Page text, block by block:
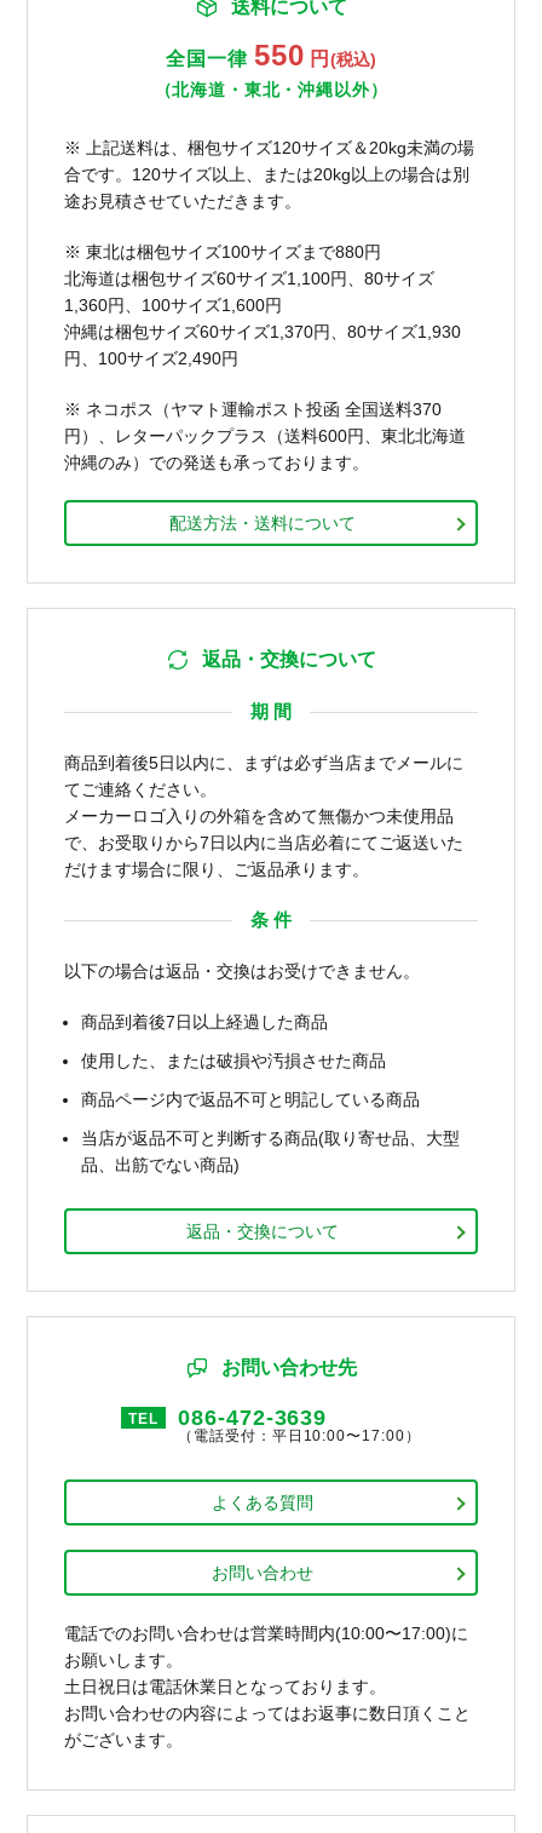
送料について
全国一律 550 円 (税込)
（北海道・東北・沖縄以外）
※ 上記送料は、梱包サイズ120サイズ＆20kg未満の場
合です。120サイズ以上、または20kg以上の場合は別
途お見積させていただきます。
※ 東北は梱包サイズ100サイズまで880円
北海道は梱包サイズ60サイズ1,100円、80サイズ
1,360円、100サイズ1,600円
沖縄は梱包サイズ60サイズ1,370円、80サイズ1,930
円、100サイズ2,490円
※ ネコポス（ヤマト運輸ポスト投函 全国送料370
円）、レターパックプラス（送料600円、東北北海道
沖縄のみ）での発送も承っております。
配送方法・送料について
返品・交換について
期 間
商品到着後5日以内に、まずは必ず当店までメールに
てご連絡ください。
メーカーロゴ入りの外箱を含めて無傷かつ未使用品
で、お受取りから7日以内に当店必着にてご返送いた
だけます場合に限り、ご返品承ります。
条 件
以下の場合は返品・交換はお受けできません。
商品到着後7日以上経過した商品
使用した、または破損や汚損させた商品
商品ページ内で返品不可と明記している商品
当店が返品不可と判断する商品(取り寄せ品、大型
品、出筋でない商品)
返品・交換について
お問い合わせ先
TEL 086-472-3639
（電話受付：平日10:00〜17:00）
よくある質問
お問い合わせ
電話でのお問い合わせは営業時間内(10:00〜17:00)に
お願いします。
土日祝日は電話休業日となっております。
お問い合わせの内容によってはお返事に数日頂くこと
がございます。